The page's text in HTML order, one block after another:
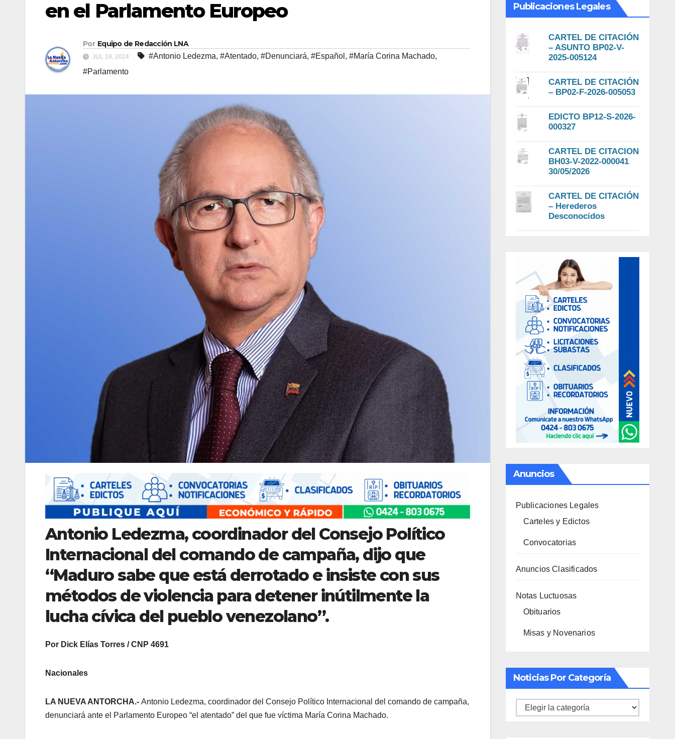
en el Parlamento Europeo
Por Equipo de Redacción LNA
JUL 18, 2024 #Antonio Ledezma, #Atentado, #Denunciará, #Español , #María Corina Machado,
#Parlamento
Antonio Ledezma, coordinador del Consejo Político
Internacional del comando de campaña, dijo que
“Maduro sabe que está derrotado e insiste con sus
métodos de violencia para detener inútilmente la
lucha cívica del pueblo venezolano”.
Por Dick Elías Torres / CNP 4691
Nacionales
LA NUEVA ANTORCHA.- Antonio Ledezma, coordinador del Consejo Político Internacional del comando de campaña,
denunciará ante el Parlamento Europeo “el atentado” del que fue víctima María Corina Machado.
Publicaciones Legales
CARTEL DE CITACIÓN
– ASUNTO BP02-V-
2025-005124
CARTEL DE CITACIÓN
– BP02-F-2026-005053
EDICTO BP12-S-2026-
000327
CARTEL DE CITACION
BH03-V-2022-000041
30/05/2026
CARTEL DE CITACIÓN
– Herederos
Desconocidos
Anuncios
Publicaciones Legales
Carteles y Edictos
Convocatorias
Anuncios Clasificados
Notas Luctuosas
Obituarios
Misas y Novenarios
Noticias Por Categoría
Noticias